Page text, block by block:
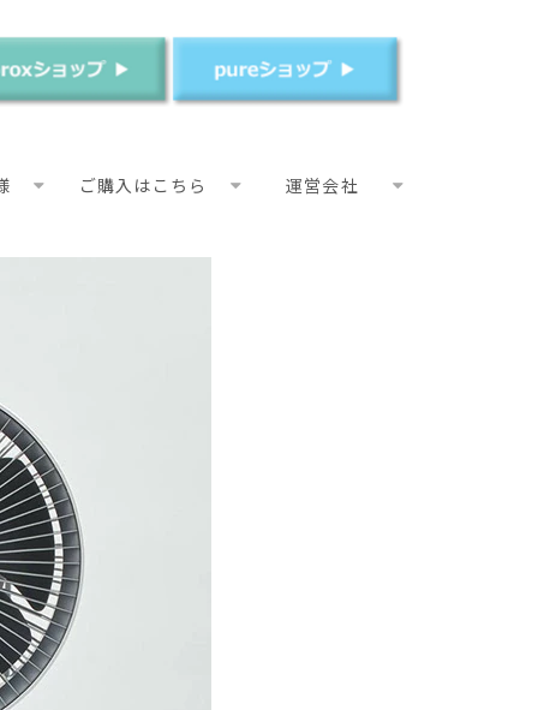
ご購入はこちら 運営会社